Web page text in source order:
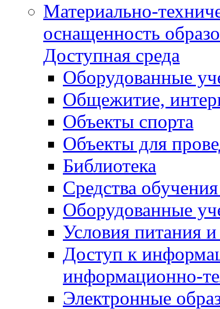
Материально-
оснащенность
Доступная среда
Оборудованные
Общежитие,
Объекты спорта
Объекты для
Библиотека
Средства
Оборудованные
Условия питания
Доступ к
информационно-
Электронные